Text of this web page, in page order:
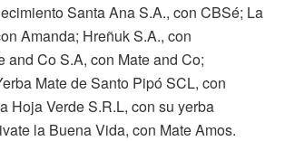
Santa Ana S.A., con CBSé; La
Amanda; Hreñuk S.A., con
and Co S.A, con Mate and Co;
Mate de Santo Pipó SCL, con
Hoja Verde S.R.L, con su yerba
la Buena Vida, con Mate Amos.